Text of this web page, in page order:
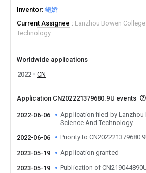
Inventor 鲍娇
Current Assignee
Lanzhou Bowen
Technology
Worldwide applications
2022
CN
Application CN202221379680.9U events
2022-06-06
Application filed by Lanzhou
Science And Technology
2022-06-06
Priority to
2023-05-19 Application granted
2023-05-19 Publication of